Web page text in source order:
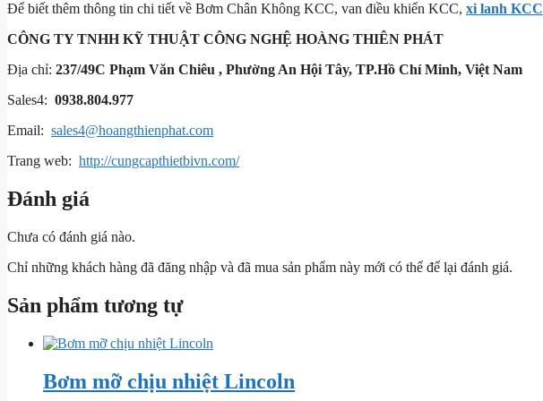
Để biết thêm thông tin chi tiết về Bơm Chân Không KCC, van điều khiển KCC, xi lanh KCC
CÔNG TY TNHH KỸ THUẬT CÔNG NGHỆ HOÀNG THIÊN PHÁT
Địa chỉ: 237/49C Phạm Văn Chiêu , Phường An Hội Tây, TP.Hồ Chí Minh, Việt Nam
Sales4: 0938.804.977
Email: sales4@hoangthienphat.com
Trang web: http://cungcapthietbivn.com/
Đánh giá
Chưa có đánh giá nào.
Chỉ những khách hàng đã đăng nhập và đã mua sản phẩm này mới có thể để lại đánh giá.
Sản phẩm tương tự
Bơm mỡ chịu nhiệt Lincoln